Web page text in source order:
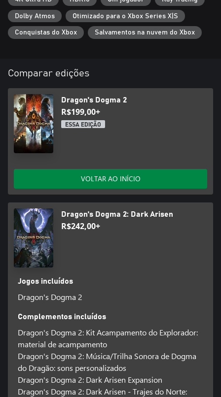
Dolby Atmos Otimizado para o Xbox Series X|S
Conquistas do Xbox Salvamentos na nuvem do Xbox
Comparar edições
Dragon's Dogma 2
R$199,00+
ESSA EDIÇÃO
VOLTAR AO INÍCIO
Dragon's Dogma 2: Dark Arisen
R$242,00+
Jogos incluídos
Dragon's Dogma 2
Complementos incluídos
Dragon's Dogma 2: Kit Acampamento do Explorador:
material de acampamento
Dragon's Dogma 2: Música/Trilha Sonora de Dogma
do Dragão: sons personalizados
Dragon's Dogma 2: Dark Arisen Expansion
Dragon's Dogma 2: Dark Arisen - Trajes do Norte: